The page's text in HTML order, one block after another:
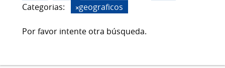
Categorias:
geograficos
Por favor intente otra búsqueda.